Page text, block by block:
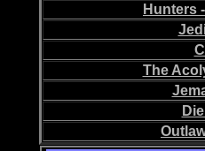
Hunters
The